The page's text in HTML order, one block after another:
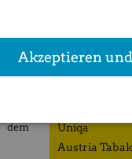
Akzeptieren
die
Ich
im
dem
Uniqa
Austria Tabak